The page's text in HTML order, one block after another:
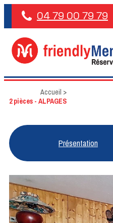
04 79 00 79 79
Accueil >
2 pièces - ALPAGES
Présentation